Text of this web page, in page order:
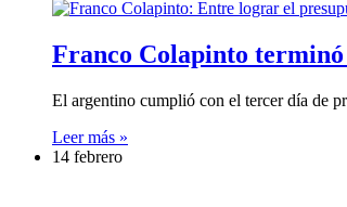
Franco Colapinto terminó
El argentino cumplió con el tercer día de
Leer más »
14 febrero